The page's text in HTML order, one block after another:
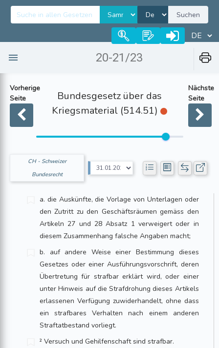
Suchen
20-21/23
Vorherige
Seite
Bundesgesetz über das
Kriegsmaterial (514.51)
Nächste
Seite
CH - Schweizer
Bundesrecht
a. die Auskünfte, die Vorlage von Unterlagen oder
den Zutritt zu den Geschäfts­räumen gemäss den
Artikeln 27 und 28 Absatz 1 verweigert oder in
diesem Zu­sammenhang falsche Angaben macht;
b. auf andere Weise einer Bestimmung dieses
Gesetzes oder einer Ausfüh­rungs­vorschrift, deren
Übertretung für strafbar erklärt wird, oder einer
unter Hinweis auf die Strafdrohung dieses Artikels
erlassenen Verfügung zuwi­derhandelt, ohne dass
ein strafbares Verhalten nach einem anderen
Straf­tat­bestand vorliegt.
² Versuch und Gehilfenschaft sind strafbar.